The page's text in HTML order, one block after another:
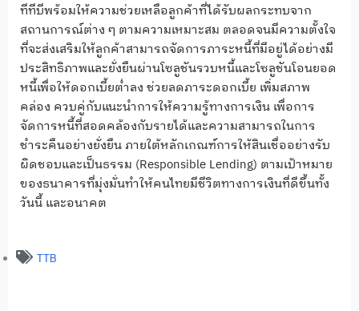
ทีทีบีพร้อมให้ความช่วยเหลือลูกค้าที่ได้รับผลกระทบจาก
สถานการณ์ต่าง ๆ ตามความเหมาะสม ตลอดจนมีความตั้งใจ
ที่จะส่งเสริมให้ลูกค้าสามารถจัดการภาระหนี้ที่มีอยู่ได้อย่างมี
ประสิทธิภาพและยั่งยืนผ่านโซลูชันรวบหนี้และโซลูชันโอนยอด
หนี้เพื่อให้ดอกเบี้ยต่ำลง ช่วยลดภาระดอกเบี้ย เพิ่มสภาพ
คล่อง ควบคู่กับแนะนำการให้ความรู้ทางการเงิน เพื่อการ
จัดการหนี้ที่สอดคล้องกับรายได้และความสามารถในการ
ชำระคืนอย่างยั่งยืน ภายใต้หลักเกณฑ์การให้สินเชื่ออย่างรับ
ผิดชอบและเป็นธรรม (Responsible Lending) ตามเป้าหมาย
ของธนาคารที่มุ่งมั่นทำให้คนไทยมีชีวิตทางการเงินที่ดีขึ้นทั้ง
วันนี้ และอนาคต
TTB